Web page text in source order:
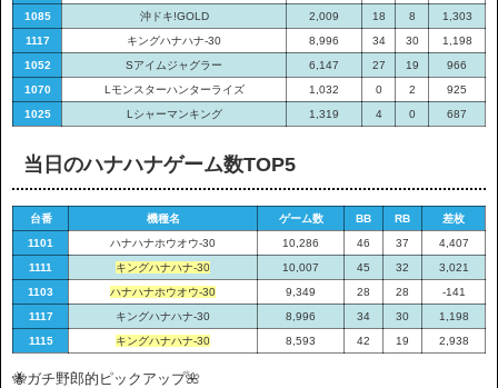
1085
沖ドキ!GOLD 2,009 18 8
1,303
1117
キングハナハナ-30 8,996 34 30
1,198
1052
Sアイムジャグラー 6,147 27 19
966
1070
Lモンスターハンターライズ 1,032 0 2
925
1025
Lシャーマンキング 1,319 4 0 687
当日のハナハナゲーム数TOP5
台番 機種名 ゲーム数 BB RB
差枚
1101
ハナハナホウオウ-30 10,286 46 37
4,407
1111
キングハナハナ-30 10,007 45 32
3,021
1103
ハナハナホウオウ-30 9,349 28 28
-141
1117
キングハナハナ-30 8,996 34 30
1,198
1115
キングハナハナ-30 8,593 42 19 2,938
🐝ガチ野郎的ピックアップ🌺